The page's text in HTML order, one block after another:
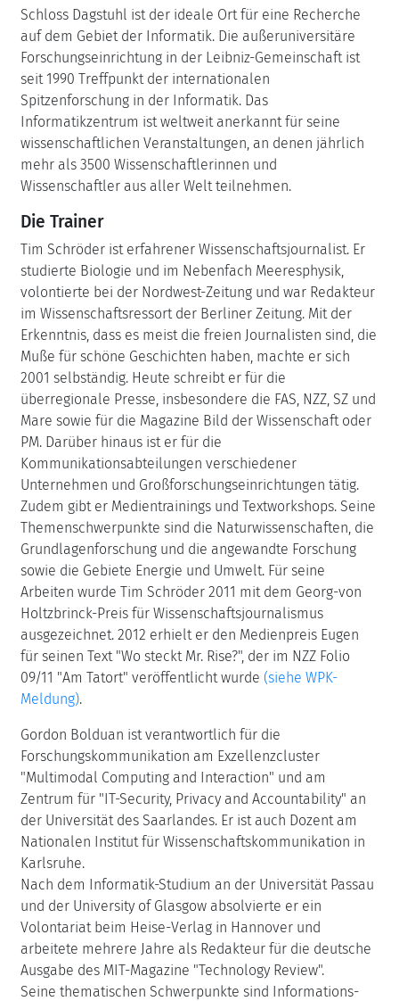
Schloss Dagstuhl ist der ideale Ort für eine Recherche
auf dem Gebiet der Informatik. Die außeruniversitäre
Forschungseinrichtung in der Leibniz-Gemeinschaft ist
seit 1990 Treffpunkt der internationalen
Spitzenforschung in der Informatik. Das
Informatikzentrum ist weltweit anerkannt für seine
wissenschaftlichen Veranstaltungen, an denen jährlich
mehr als 3500 Wissenschaftlerinnen und
Wissenschaftler aus aller Welt teilnehmen.
Die Trainer
Tim Schröder ist erfahrener Wissenschaftsjournalist. Er
studierte Biologie und im Nebenfach Meeresphysik,
volontierte bei der Nordwest-Zeitung und war Redakteur
im Wissenschaftsressort der Berliner Zeitung. Mit der
Erkenntnis, dass es meist die freien Journalisten sind, die
Muße für schöne Geschichten haben, machte er sich
2001 selbständig. Heute schreibt er für die
überregionale Presse, insbesondere die FAS, NZZ, SZ und
Mare sowie für die Magazine Bild der Wissenschaft oder
PM. Darüber hinaus ist er für die
Kommunikationsabteilungen verschiedener
Unternehmen und Großforschungseinrichtungen tätig.
Zudem gibt er Medientrainings und Textworkshops. Seine
Themenschwerpunkte sind die Naturwissenschaften, die
Grundlagenforschung und die angewandte Forschung
sowie die Gebiete Energie und Umwelt. Für seine
Arbeiten wurde Tim Schröder 2011 mit dem Georg-von
Holtzbrinck-Preis für Wissenschaftsjournalismus
ausgezeichnet. 2012 erhielt er den Medienpreis Eugen
für seinen Text "Wo steckt Mr. Rise?", der im NZZ Folio
09/11 "Am Tatort" veröffentlicht wurde (siehe WPK-
Meldung).
Gordon Bolduan ist verantwortlich für die
Forschungskommunikation am Exzellenzcluster
"Multimodal Computing and Interaction" und am
Zentrum für "IT-Security, Privacy and Accountability" an
der Universität des Saarlandes. Er ist auch Dozent am
Nationalen Institut für Wissenschaftskommunikation in
Karlsruhe.
Nach dem Informatik-Studium an der Universität Passau
und der University of Glasgow absolvierte er ein
Volontariat beim Heise-Verlag in Hannover und
arbeitete mehrere Jahre als Redakteur für die deutsche
Ausgabe des MIT-Magazine "Technology Review".
Seine thematischen Schwerpunkte sind Informations-